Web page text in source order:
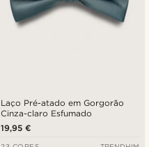
Laço Pré-atado em Gorgorão
Cinza-claro Esfumado
19,95 €